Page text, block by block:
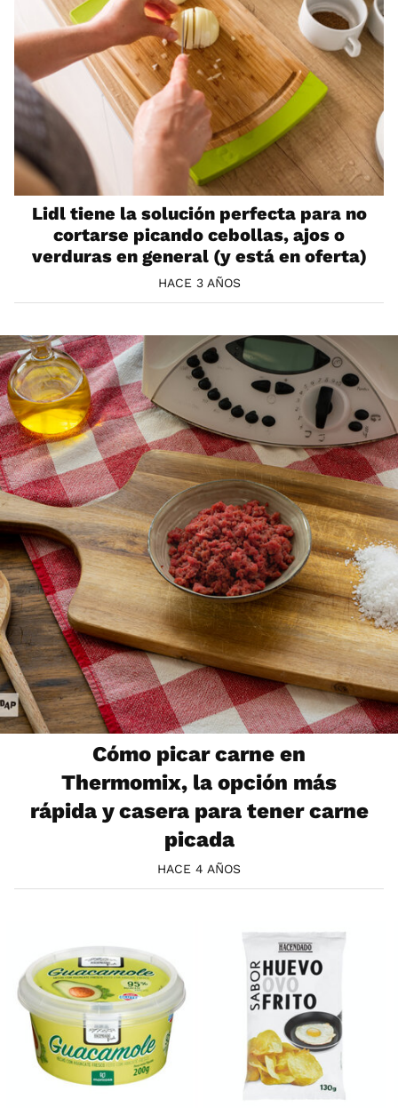
Lidl tiene la solución perfecta para no
cortarse picando cebollas, ajos o
verduras en general (y está en oferta)
HACE 3 AÑOS
Cómo picar carne en
Thermomix, la opción más
rápida y casera para tener carne
picada
HACE 4 AÑOS